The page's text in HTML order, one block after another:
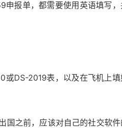
报单，都需要使用英语填写，
或DS-2019表，以及在飞机上
国之前，应该对自己的社交软件